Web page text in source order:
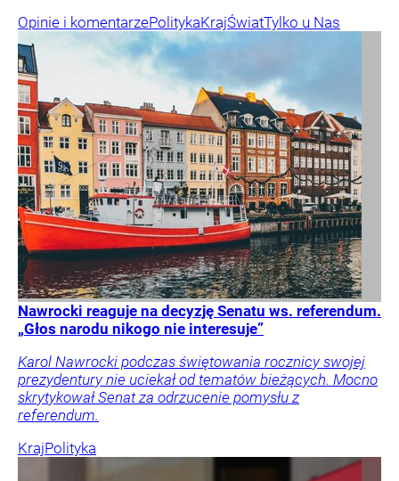
Opinie i komentarzePolitykaKrajŚwiatTylko u Nas
Nawrocki reaguje na decyzję Senatu ws. referendum.
„Głos narodu nikogo nie interesuje”
Karol Nawrocki podczas świętowania rocznicy swojej
prezydentury nie uciekał od tematów bieżących. Mocno
skrytykował Senat za odrzucenie pomysłu z
referendum.
KrajPolityka